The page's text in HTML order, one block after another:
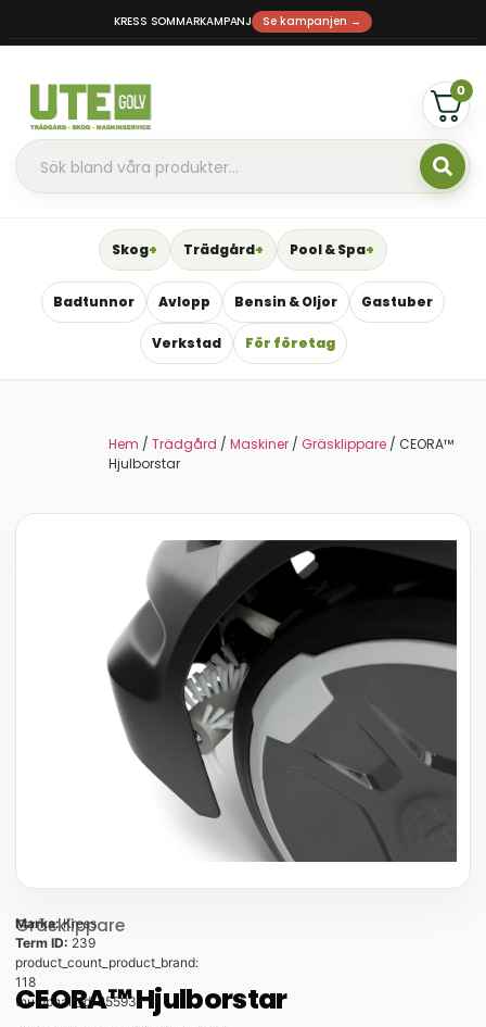
KRESS SOMMARKAMPANJ Se kampanjen →
0
Skog Trädgård Pool & Spa
Badtunnor Avlopp Bensin & Oljor Gastuber
Verkstad För företag
Hem / Trädgård / Maskiner / Gräsklippare / CEORA™
Hjulborstar
Gräsklippare
Marka:Kress
Term ID: 239
product_count_product_brand:
118
thumbnail_id: 25593
CEORA™ Hjulborstar